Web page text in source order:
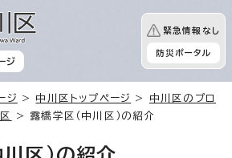
ジ
緊急情報なし
防災ポータル
ジ > 中川区トップページ > 中川区のプロ
> 露橋学区（中川区）の紹介